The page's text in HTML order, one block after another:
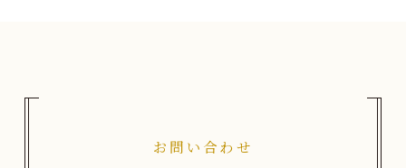
お問い合わせ